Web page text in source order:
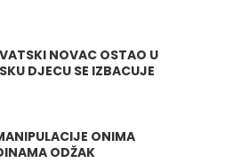
NOVAC OSTAO U
DJECU SE IZBACUJE
ONIMA
ODŽAK